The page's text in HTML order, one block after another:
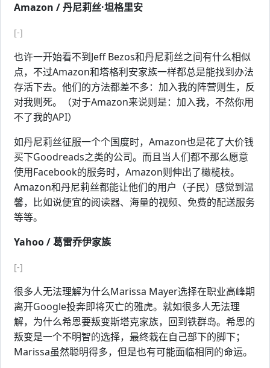
Amazon / 丹尼莉丝·坦格里安
[-]
也许一开始看不到Jeff Bezos和丹尼莉丝之间有什么相似
点，不过Amazon和塔格利安家族一样都总是能找到办法
存活下去。他们的方法都差不多：加入我的阵营则生，反
对我则死。（对于Amazon来说则是：加入我，不然你用
不了我的API）
如丹尼莉丝征服一个个国度时，Amazon也是花了大价钱
买下Goodreads之类的公司。而且当人们都不那么愿意
使用Facebook的服务时，Amazon则伸出了橄榄枝。
Amazon和丹尼莉丝都能让他们的用户（子民）感觉到温
馨，比如说便宜的阅读器、海量的视频、免费的配送服务
等等。
Yahoo / 葛雷乔伊家族
[-]
很多人无法理解为什么Marissa Mayer选择在职业高峰期
离开Google投奔即将灭亡的雅虎。就如很多人无法理
解，为什么希恩要叛变斯塔克家族，回到铁群岛。希恩的
叛变是一个不明智的选择，最终栽在自己部下的脚下；
Marissa虽然聪明得多，但是也有可能面临相同的命运。